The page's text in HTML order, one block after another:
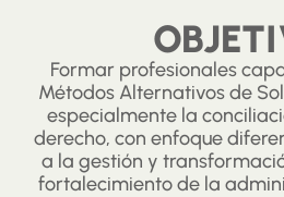
Formar profesionales
Métodos Alternativos de
especialmente la
derecho, con enfoque
a la gestión y
fortalecimiento de la